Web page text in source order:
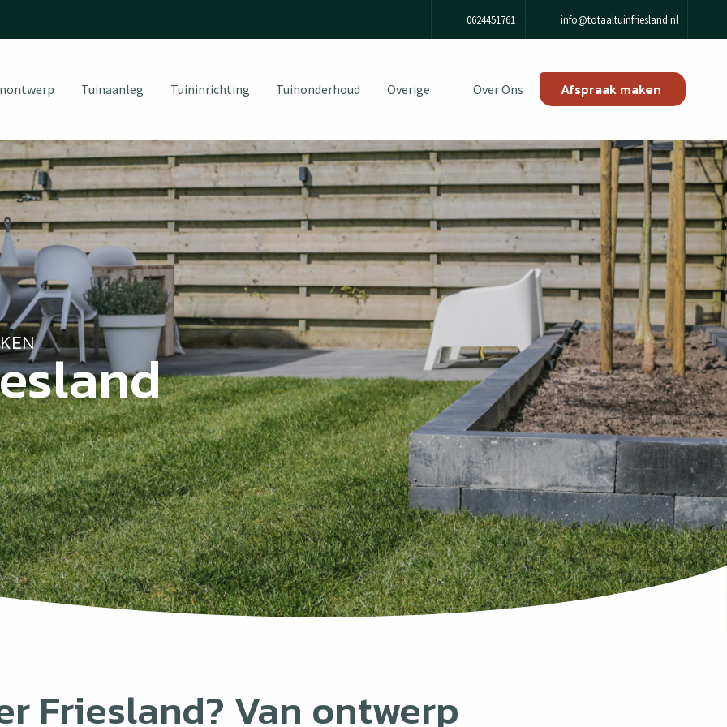
0624451761 info@totaaltuinfriesland.nl
Tuinaanleg Tuininrichting Tuinonderhoud Overige Over Ons Afspraak maken
Friesland? Van ontwerp